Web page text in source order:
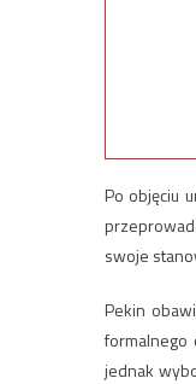
Po objęciu
swoje
Pekin
formalnego
jednak